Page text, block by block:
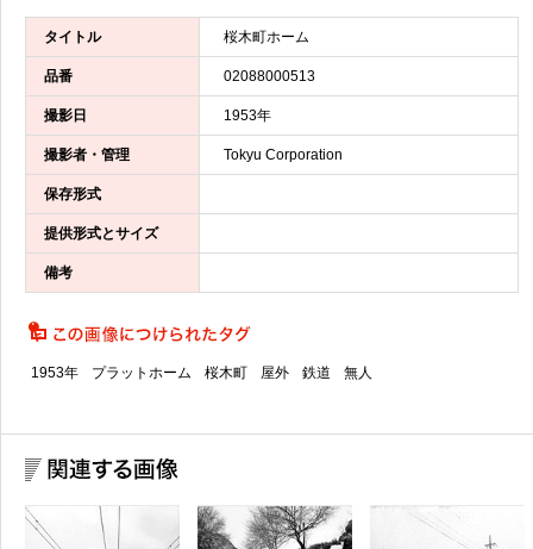
タイトル 桜木町ホーム
品番 02088000513
撮影日 1953年
撮影者・管理 Tokyu Corporation
保存形式
提供形式とサイズ
備考
1953年 プラットホーム 桜木町 屋外 鉄道 無人